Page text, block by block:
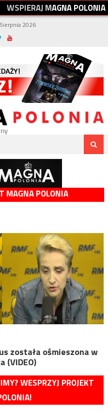
WSPIERAJMAGNAPOLONIA
2026
MAGNA POLONIA
została ośmieszona w
(VIDEO)
WESPRZYJ PROJEKT